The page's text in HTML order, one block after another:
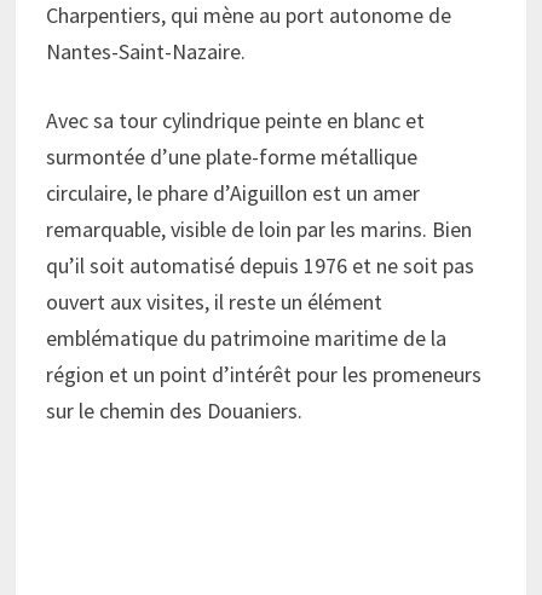
Charpentiers, qui mène au port autonome de
Nantes-Saint-Nazaire.
Avec sa tour cylindrique peinte en blanc et
surmontée d’une plate-forme métallique
circulaire, le phare d’Aiguillon est un amer
remarquable, visible de loin par les marins. Bien
qu’il soit automatisé depuis 1976 et ne soit pas
ouvert aux visites, il reste un élément
emblématique du patrimoine maritime de la
région et un point d’intérêt pour les promeneurs
sur le chemin des Douaniers.